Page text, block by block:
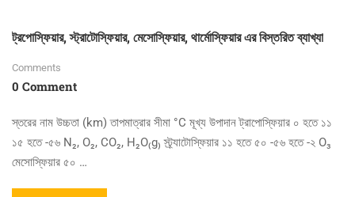
গ্যাসীয়
ও
বায়ু
বিস্তারিত
ট্রপোস্ফিয়ার, স্ট্রাটোস্ফিয়ার, মেসোস্ফিয়ার, থার্মোস্ফিয়ার এর বিস্তরিত ব্যাখ্যা
Comments
0 Comment
স্তরের নাম উচ্চতা (km) তাপমাত্রার সীমা °C মূখ্য উপাদান ট্রাপোস্ফিয়ার ০ হতে ১১
১৫ হতে -৫৬ N₂, O₂, CO₂, H₂O₍g₎ স্ট্র্যাটোস্ফিয়ার ১১ হতে ৫০ -৫৬ হতে -২ O₃
মেসোস্ফিয়ার ৫০ …